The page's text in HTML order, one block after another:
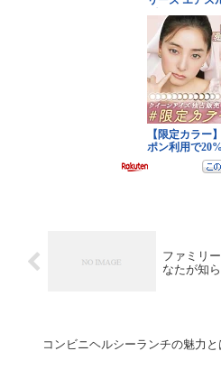
ファミリ
なたが知
コンビニヘルシーランチの魅力と